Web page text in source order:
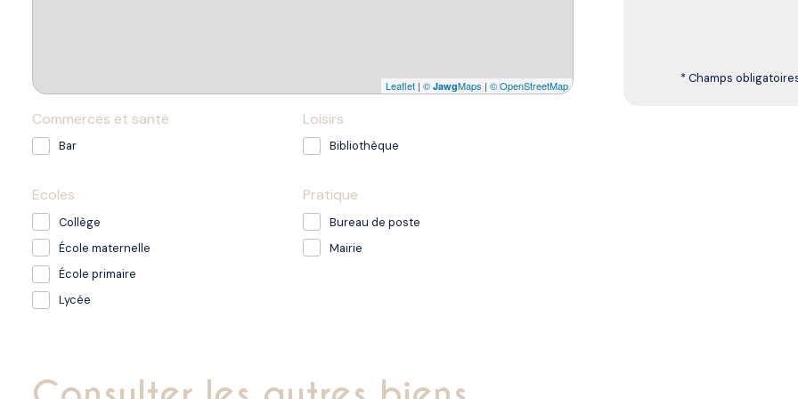
Leaflet | © JawgMaps | © OpenStreetMap
Commerces et santé
Bar
Loisirs
Bibliothèque
Ecoles
Collège
École maternelle
École primaire
Lycée
Pratique
Bureau de poste
Mairie
* Champs